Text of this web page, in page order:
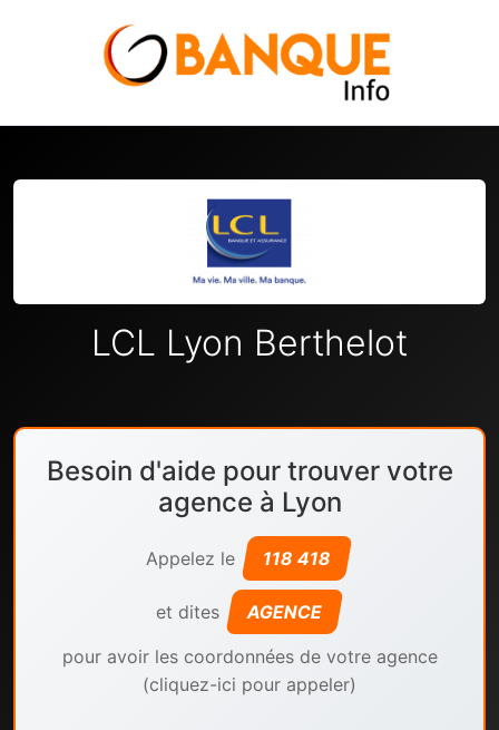
LCL Lyon Berthelot
Besoin d'aide pour trouver votre
agence à Lyon
Appelez le 118 418
et dites AGENCE
pour avoir les coordonnées de votre agence
(cliquez-ici pour appeler)